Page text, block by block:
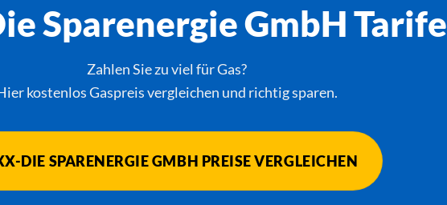
Sparenergie GmbH Tarife
Zahlen Sie zu viel für Gas?
kostenlos Gaspreis vergleichen und richtig sparen.
DIE SPARENERGIE GMBH PREISE VERGLEICHEN